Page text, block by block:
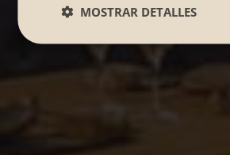
MOSTRAR DETALLES